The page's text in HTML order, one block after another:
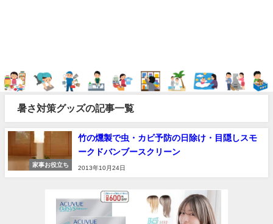
暑さ対策グッズの記事一覧
家事お役立ち
竹の燻製で虫・カビ予防の日除け・目隠しスモ
ークドバンブースクリーン
2013年10月24日